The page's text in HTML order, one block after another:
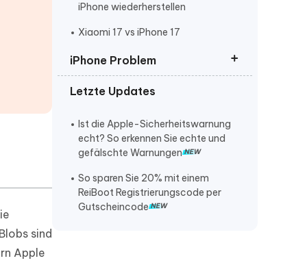
iPhone wiederherstellen
Xiaomi 17 vs iPhone 17
iPhone Problem
iPhone lautstärke verstellt sich von
iPhone klingelt nicht bei anruf
iPhone stürzt ständig ab
Letzte Updates
Ist die Apple-Sicherheitswarnung
echt? So erkennen Sie echte und
gefälschte Warnungen
So sparen Sie 20% mit einem
ReiBoot Registrierungscode per
Gutscheincode
sind
Apple